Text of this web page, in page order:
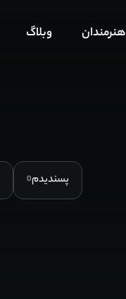
هنرمندان وبلاگ
پسندیدم0